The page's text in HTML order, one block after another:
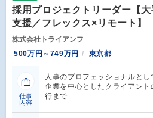
採用プロジェクトリーダー【
支援／フレックス×リモート】
株式会社トライアンフ
500万円～749万円
東京都
仕事
内容
人事のプロフェッショナルと
企業を中心としたクライアン
行まで…